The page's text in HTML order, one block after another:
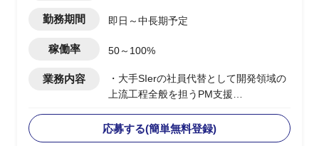
勤務期間 即日～中長期予定
稼働率 50～100%
業務内容
・大手SIerの社員代替として開発領域の
上流工程全般を担うPM支援
策定の実施
・案件受注後はPMとして要件定義、設
応募する(簡単無料登録)